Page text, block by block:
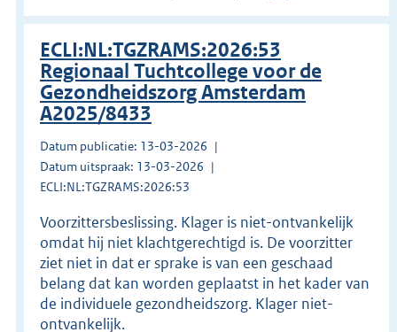
ECLI:NL:TGZRAMS:2026:53
Regionaal Tuchtcollege voor de
Gezondheidszorg Amsterdam
A2025/8433
Datum publicatie: 13-03-2026
Datum uitspraak: 13-03-2026
ECLI:NL:TGZRAMS:2026:53
Voorzittersbeslissing. Klager is niet-ontvankelijk
omdat hij niet klachtgerechtigd is. De voorzitter
ziet niet in dat er sprake is van een geschaad
belang dat kan worden geplaatst in het kader van
de individuele gezondheidszorg. Klager niet-
ontvankelijk.